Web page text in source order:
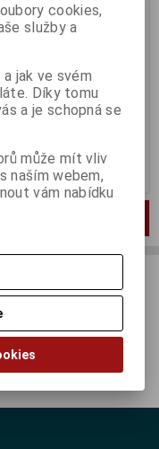
Rectangle
dodání (dny):4
Koupit
o novinkách,
cookies,
služby a
jak ve svém
Díky tomu
a je schopná se
může mít vliv
naším webem,
vám nabídku